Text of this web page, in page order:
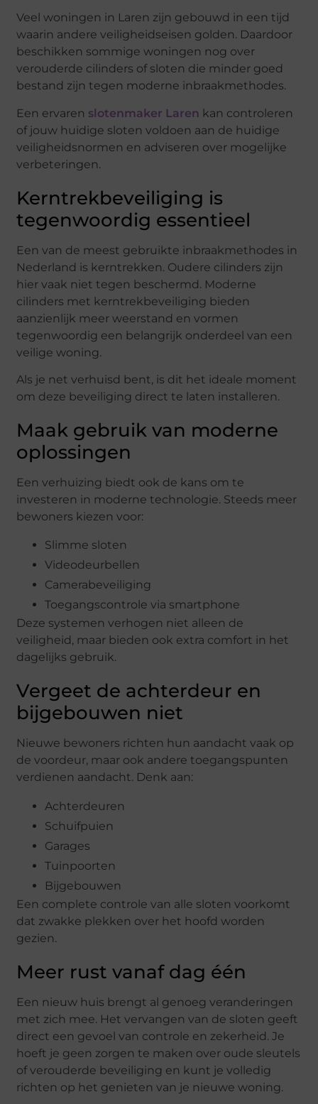
Veel woningen in Laren zijn gebouwd in een tijd
waarin andere veiligheidseisen golden. Daardoor
beschikken sommige woningen nog over
verouderde cilinders of sloten die minder goed
bestand zijn tegen moderne inbraakmethodes.
Een ervaren slotenmaker Laren kan controleren
of jouw huidige sloten voldoen aan de huidige
veiligheidsnormen en adviseren over mogelijke
verbeteringen.
Kerntrekbeveiliging is
tegenwoordig essentieel
Een van de meest gebruikte inbraakmethodes in
Nederland is kerntrekken. Oudere cilinders zijn
hier vaak niet tegen beschermd. Moderne
cilinders met kerntrekbeveiliging bieden
aanzienlijk meer weerstand en vormen
tegenwoordig een belangrijk onderdeel van een
veilige woning.
Als je net verhuisd bent, is dit het ideale moment
om deze beveiliging direct te laten installeren.
Maak gebruik van moderne
oplossingen
Een verhuizing biedt ook de kans om te
investeren in moderne technologie. Steeds meer
bewoners kiezen voor:
Slimme sloten
Videodeurbellen
Camerabeveiliging
Toegangscontrole via smartphone
Deze systemen verhogen niet alleen de
veiligheid, maar bieden ook extra comfort in het
dagelijks gebruik.
Vergeet de achterdeur en
bijgebouwen niet
Nieuwe bewoners richten hun aandacht vaak op
de voordeur, maar ook andere toegangspunten
verdienen aandacht. Denk aan:
Achterdeuren
Schuifpuien
Garages
Tuinpoorten
Bijgebouwen
Een complete controle van alle sloten voorkomt
dat zwakke plekken over het hoofd worden
gezien.
Meer rust vanaf dag één
Een nieuw huis brengt al genoeg veranderingen
met zich mee. Het vervangen van de sloten geeft
direct een gevoel van controle en zekerheid. Je
hoeft je geen zorgen te maken over oude sleutels
of verouderde beveiliging en kunt je volledig
richten op het genieten van je nieuwe woning.